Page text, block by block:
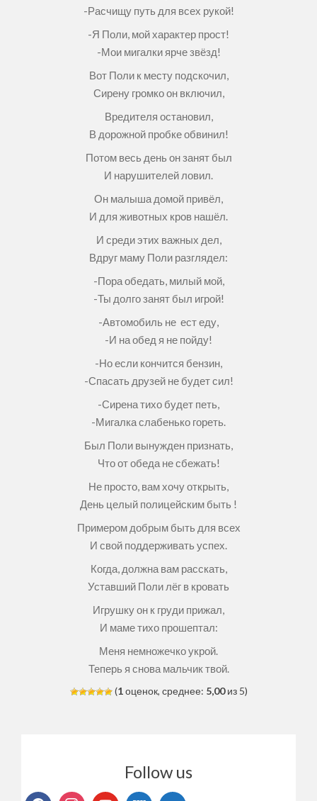
-Расчищу путь для всех рукой!
-Я Поли, мой характер прост!
-Мои мигалки ярче звёзд!
Вот Поли к месту подскочил,
Сирену громко он включил,
Вредителя остановил,
В дорожной пробке обвинил!
Потом весь день он занят был
И нарушителей ловил.
Он малыша домой привёл,
И для животных кров нашёл.
И среди этих важных дел,
Вдруг маму Поли разглядел:
-Пора обедать, милый мой,
-Ты долго занят был игрой!
-Автомобиль не ест еду,
-И на обед я не пойду!
-Но если кончится бензин,
-Спасать друзей не будет сил!
-Сирена тихо будет петь,
-Мигалка слабенько гореть.
Был Поли вынужден признать,
Что от обеда не сбежать!
Не просто, вам хочу открыть,
День целый полицейским быть !
Примером добрым быть для всех
И свой поддерживать успех.
Когда, должна вам расскать,
Уставший Поли лёг в кровать
Игрушку он к груди прижал,
И маме тихо прошептал:
Меня немножечко укрой.
Теперь я снова мальчик твой.
(1оценок, среднее: 5,00из 5)
Follow us